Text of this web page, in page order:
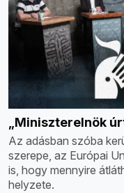
„Miniszterelnök
Az adásban szóba
szerepe, az Európai
is, hogy mennyire
helyzete.